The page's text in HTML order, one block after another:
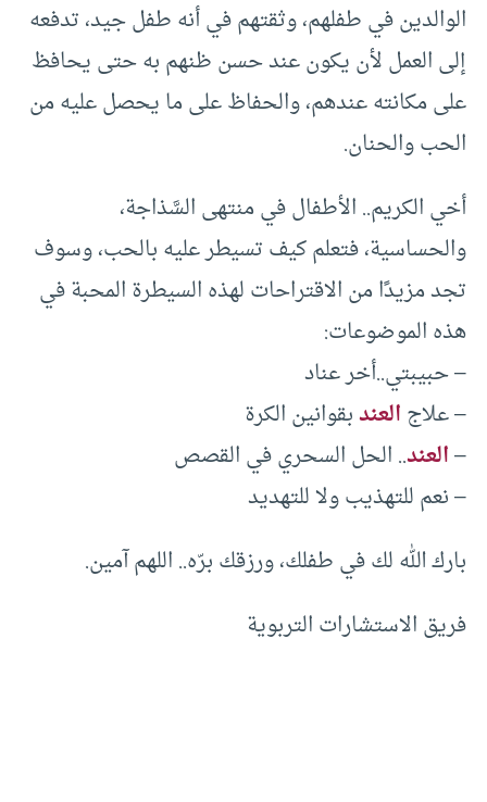
الوالدين في طفلهم، وثقتهم في أنه طفل جيد، تدفعه
إلى العمل لأن يكون عند حسن ظنهم به حتى يحافظ
على مكانته عندهم، والحفاظ على ما يحصل عليه من
الحب والحنان.
أخي الكريم.. الأطفال في منتهى السَّذاجة،
والحساسية، فتعلم كيف تسيطر عليه بالحب، وسوف
تجد مزيدًا من الاقتراحات لهذه السيطرة المحبة في
هذه الموضوعات:
– حبيبتي..أخر عناد
– علاجالعندبقوانين الكرة
–العند.. الحل السحري في القصص
– نعم للتهذيب ولا للتهديد
بارك الله لك في طفلك، ورزقك برّه.. اللهم آمين.
فريق الاستشارات التربوية